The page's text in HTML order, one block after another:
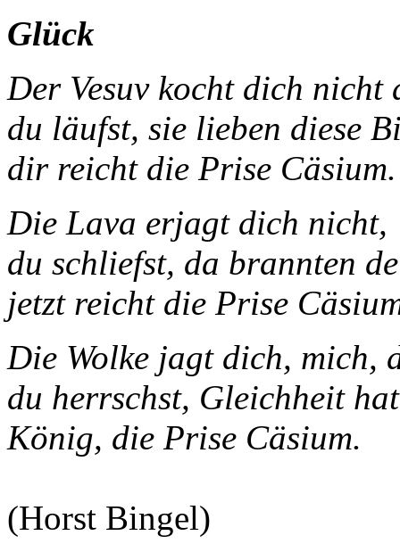
Glück
Der Vesuv kocht
du läufst, sie lieben diese
dir reicht die Prise Cäsium.
Die Lava erjagt dich nicht,
du schliefst, da brannten
jetzt reicht die Prise
Die Wolke jagt dich, mich,
du herrschst, Gleichheit
König, die Prise Cäsium.
(Horst Bingel)